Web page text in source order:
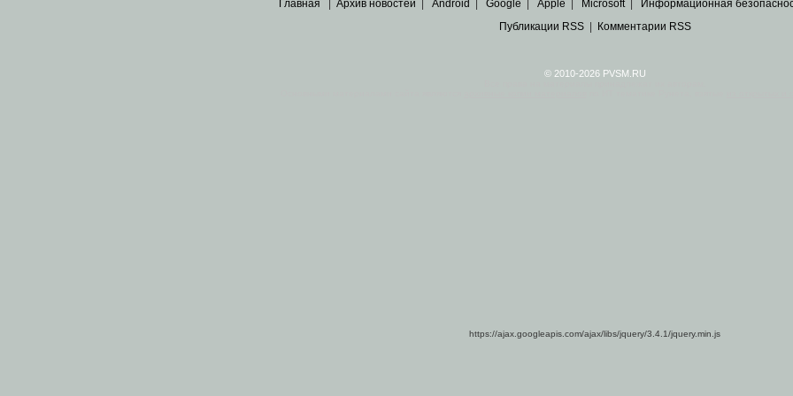
Главная Архив новостей Android Google Apple Microsoft| Информационная
Публикации RSS| Комментарии RSS
© 2010-2026 PVSM.RU
https://ajax.googleapis.com/ajax/libs/jquery/3.4.1/jquery.min.js